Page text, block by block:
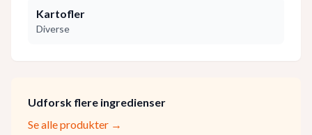
Kartofler
Diverse
Udforsk flere ingredienser
Se alle produkter →